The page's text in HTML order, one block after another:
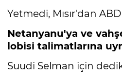
Yetmedi, Mısır'dan
Netanyanu'ya ve
lobisi talimatlarına
Suudi Selman için